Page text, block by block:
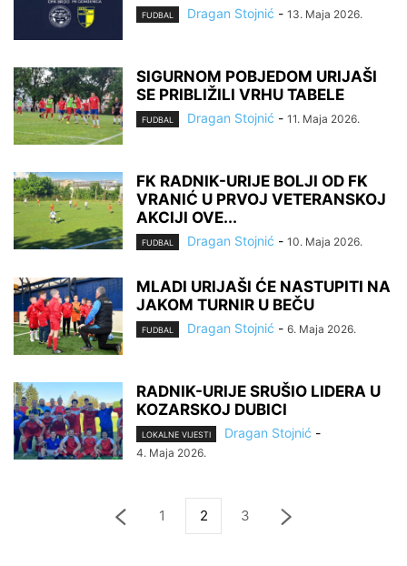
FUDBAL Dragan Stojnić - 13. Maja 2026.
SIGURNOM POBJEDOM URIJAŠI
SE PRIBLIŽILI VRHU TABELE
FUDBAL Dragan Stojnić - 11. Maja 2026.
FK RADNIK-URIJE BOLJI OD FK
VRANIĆ U PRVOJ VETERANSKOJ
AKCIJI OVE...
FUDBAL Dragan Stojnić - 10. Maja 2026.
MLADI URIJAŠI ĆE NASTUPITI NA
JAKOM TURNIR U BEČU
FUDBAL Dragan Stojnić - 6. Maja 2026.
RADNIK-URIJE SRUŠIO LIDERA U
KOZARSKOJ DUBICI
LOKALNE VIJESTI Dragan Stojnić -
4. Maja 2026.
1 2 3